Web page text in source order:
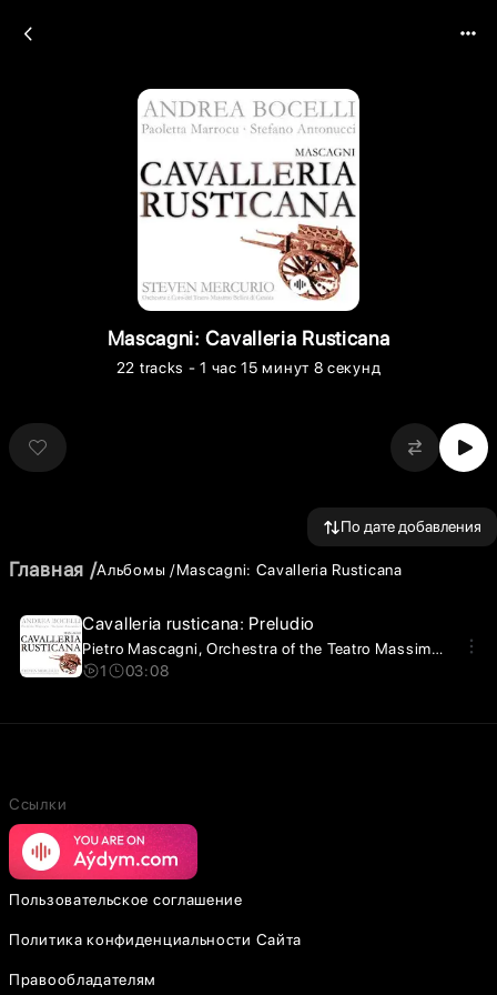
Mascagni: Cavalleria Rusticana
22 tracks - 1 час 15 минут 8 секунд
По дате добавления
Главная Альбомы Mascagni: Cavalleria Rusticana
Cavalleria rusticana: Preludio
Pietro Mascagni Orchestra of the Teatro Massimo Bellini, Catania
1
03:08
Ссылки
Пользовательское соглашение
Политика конфиденциальности Сайта
Правообладателям